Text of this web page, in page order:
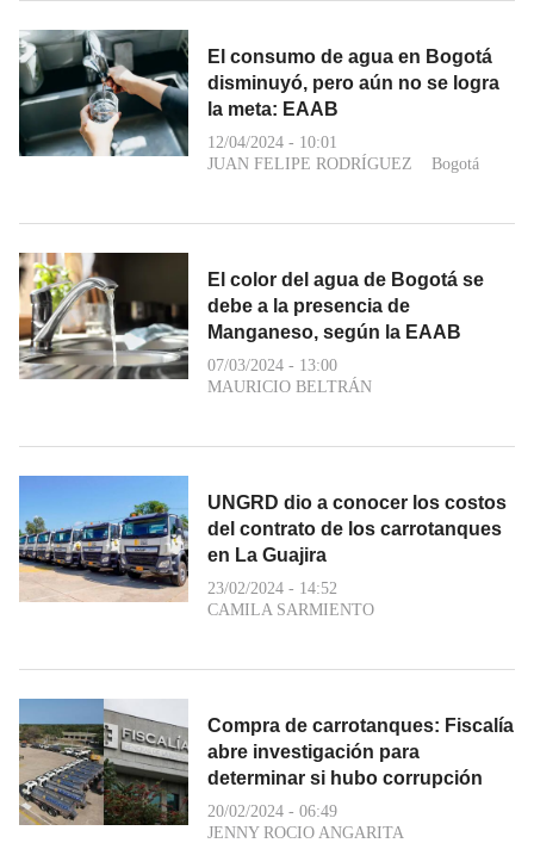
El consumo de agua en Bogotá
disminuyó, pero aún no se logra
la meta: EAAB
12/04/2024 - 10:01
JUAN FELIPE RODRÍGUEZ
Bogotá
El color del agua de Bogotá se
debe a la presencia de
Manganeso, según la EAAB
07/03/2024 - 13:00
MAURICIO BELTRÁN
UNGRD dio a conocer los costos
del contrato de los carrotanques
en La Guajira
23/02/2024 - 14:52
CAMILA SARMIENTO
Compra de carrotanques: Fiscalía
abre investigación para
determinar si hubo corrupción
20/02/2024 - 06:49
JENNY ROCIO ANGARITA